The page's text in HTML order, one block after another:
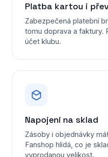
Platba kartou i
Zabezpečená platební
tomu doprava a faktury.
účet klubu.
Napojení na sklad
Zásoby i objednávky
Fanshop hlídá, co je
vyprodanou velikost.